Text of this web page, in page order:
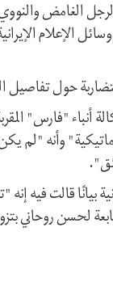
الإعلام
حول تفاصيل
أنباء "فارس"
وأنه
بيانًا قالت
لحسن روحاني